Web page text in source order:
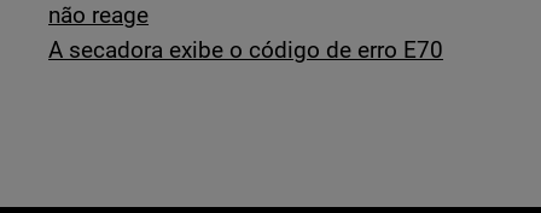
não reage
A secadora exibe o código de erro E70